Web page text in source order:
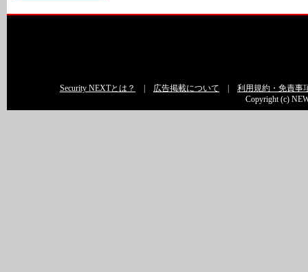
Security NEXTとは？ | 広告掲載について | 利用規約・免責事
Copyright (c)